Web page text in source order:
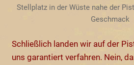
Stellplatz in der Wüste nahe der
Geschmack
Schließlich landen wir auf der
uns garantiert verfahren. Nein,